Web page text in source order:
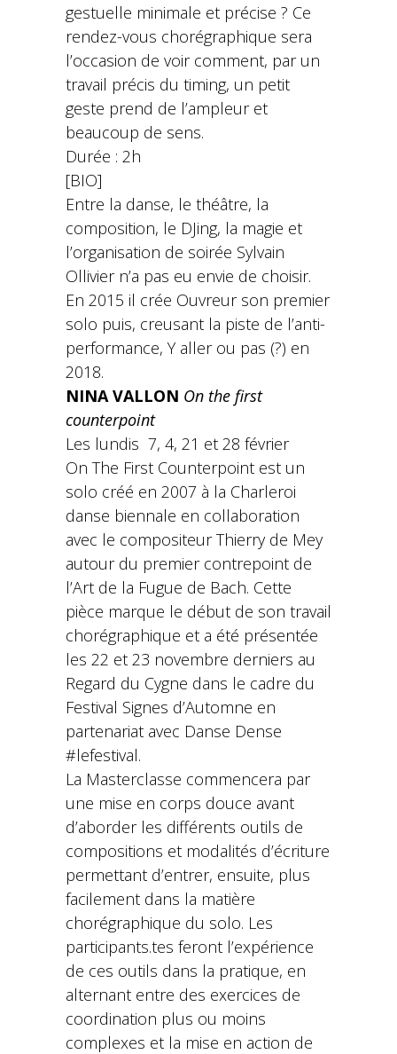
gestuelle minimale et précise ? Ce
rendez-vous chorégraphique sera
l’occasion de voir comment, par un
travail précis du timing, un petit
geste prend de l’ampleur et
beaucoup de sens.
Durée : 2h
[BIO]
Entre la danse, le théâtre, la
composition, le DJing, la magie et
l’organisation de soirée Sylvain
Ollivier n’a pas eu envie de choisir.
En 2015 il crée Ouvreur son premier
solo puis, creusant la piste de l’anti-
performance, Y aller ou pas (?) en
2018.
NINA VALLON On the first
counterpoint
Les lundis 7, 4, 21 et 28 février
On The First Counterpoint est un
solo créé en 2007 à la Charleroi
danse biennale en collaboration
avec le compositeur Thierry de Mey
autour du premier contrepoint de
l’Art de la Fugue de Bach. Cette
pièce marque le début de son travail
chorégraphique et a été présentée
les 22 et 23 novembre derniers au
Regard du Cygne dans le cadre du
Festival Signes d’Automne en
partenariat avec Danse Dense
#lefestival.
La Masterclasse commencera par
une mise en corps douce avant
d’aborder les différents outils de
compositions et modalités d’écriture
permettant d’entrer, ensuite, plus
facilement dans la matière
chorégraphique du solo. Les
participants.tes feront l’expérience
de ces outils dans la pratique, en
alternant entre des exercices de
coordination plus ou moins
complexes et la mise en action de